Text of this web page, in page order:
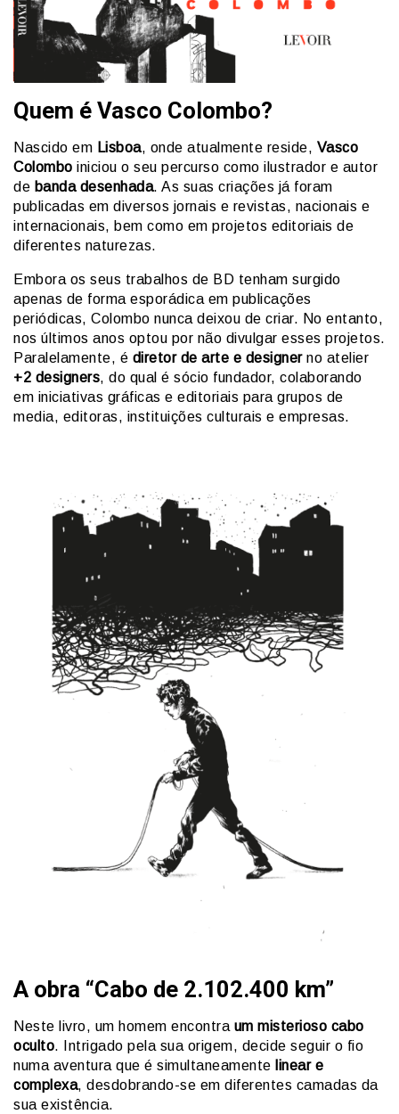
Quem é Vasco Colombo?
Nascido em Lisboa, onde atualmente reside, Vasco
Colombo iniciou o seu percurso como ilustrador e autor
de banda desenhada. As suas criações já foram
publicadas em diversos jornais e revistas, nacionais e
internacionais, bem como em projetos editoriais de
diferentes naturezas.
Embora os seus trabalhos de BD tenham surgido
apenas de forma esporádica em publicações
periódicas, Colombo nunca deixou de criar. No entanto,
nos últimos anos optou por não divulgar esses projetos.
Paralelamente, é diretor de arte e designerno atelier
+2 designers, do qual é sócio fundador, colaborando
em iniciativas gráficas e editoriais para grupos de
media, editoras, instituições culturais e empresas.
A obra “Cabo de 2.102.400 km”
Neste livro, um homem encontra um misterioso cabo
oculto. Intrigado pela sua origem, decide seguir o fio
numa aventura que é simultaneamente linear e
complexa, desdobrando-se em diferentes camadas da
sua existência.